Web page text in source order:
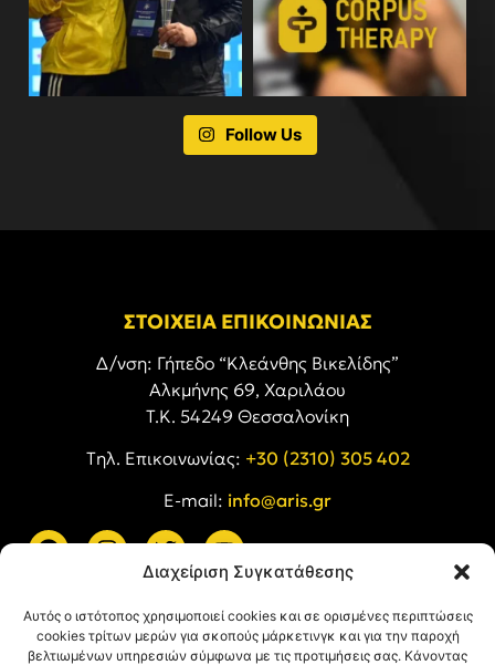
Διαχείριση Συγκατάθεσης
Αυτός ο ιστότοπος χρησιμοποιεί cookies και σε ορισμένες περιπτώσεις
cookies τρίτων μερών για σκοπούς μάρκετινγκ και για την παροχή
βελτιωμένων υπηρεσιών σύμφωνα με τις προτιμήσεις σας. Κάνοντας
Follow Us
ΣΤΟΙΧΕΙΑ ΕΠΙΚΟΙΝΩΝΙΑΣ
Δ/νση: Γήπεδο “Κλεάνθης Βικελίδης”
Αλκμήνης 69, Χαριλάου
Τ.Κ. 54249 Θεσσαλονίκη
Tηλ. Επικοινωνίας: +30 (2310) 305 402
E-mail: info@aris.gr